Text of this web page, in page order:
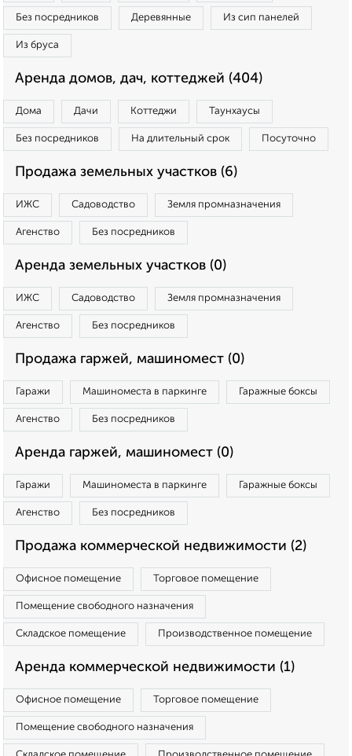
Без посредников Деревянные Из сип панелей
Из бруса
Аренда домов, дач, коттеджей (404)
Дома Дачи Коттеджи Таунхаусы
Без посредников На длительный срок Посуточно
Продажа земельных участков (6)
ИЖС Садоводство Земля промназначения
Агенство Без посредников
Аренда земельных участков (0)
ИЖС Садоводство Земля промназначения
Агенство Без посредников
Продажа гаржей, машиномест (0)
Гаражи Машиноместа в паркинге Гаражные боксы
Агенство Без посредников
Аренда гаржей, машиномест (0)
Гаражи Машиноместа в паркинге Гаражные боксы
Агенство Без посредников
Продажа коммерческой недвижимости (2)
Офисное помещение Торговое помещение
Помещение свободного назначения
Складское помещение Производственное помещение
Аренда коммерческой недвижимости (1)
Офисное помещение Торговое помещение
Помещение свободного назначения